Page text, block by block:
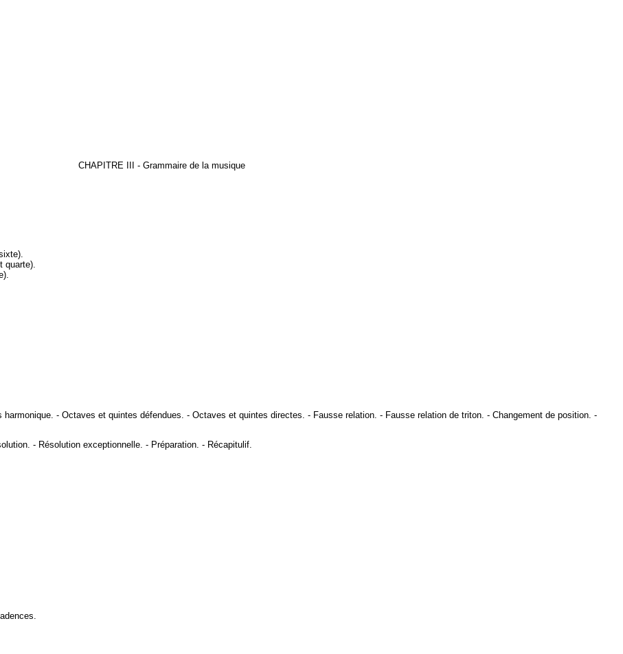
CHAPITRE III - Grammaire de la musique
.
quarte).
.
harmonique. - Octaves et quintes défendues. - Octaves et quintes directes. - Fausse relation. - Fausse relation de triton. - Changement de position. -
. - Résolution exceptionnelle. - Préparation. - Récapitulif.
.